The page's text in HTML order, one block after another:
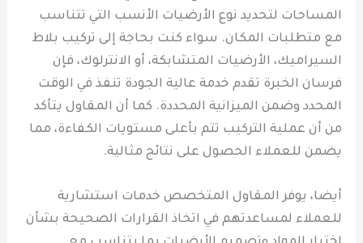
المساحات لتحديد نوع الأرضيات الأنسب التي تتناسب
مع متطلبات المكان. سواء كنت بحاجة إلى تركيب بلاط
السيراميك، الأرضيات المتشابكة، أو الانترلوك، فإن
فرسان الخبرة تقدم خدمة عالية الجودة تنفذ في الوقت
المحدد وضمن الميزانية المحددة. كما أن المقاول يتأكد
من أن عملية التركيب تتم بأعلى مستويات الكفاءة، مما
يضمن للعملاء الحصول على نتائج مثالية.
أيضا، يوفر المقاول المتخصص خدمات استشارية
للعملاء لمساعدتهم في اتخاذ القرارات الصحيحة بشأن